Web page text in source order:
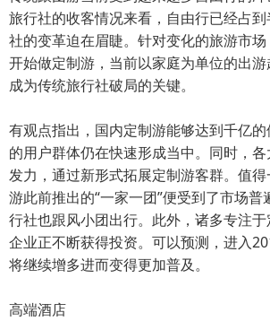
旅行社的收客情况来看，自由行已经占
社的变革迫在眉睫。针对变化的旅游市
开始做定制游，当前以家庭为单位的出
成为传统旅行社破局的关键。
有观点指出，国内定制游能够达到千亿
的用户群体仍在快速形成当中。同时，
发力，通过新形式拓展定制游客群。值
游此前推出的“一家一团”便受到了市场
行社也跟风小团出行。此外，诸多专注
企业正不断获得投资。可以预测，进入
将继续增多进而变得更加普及。
高端酒店